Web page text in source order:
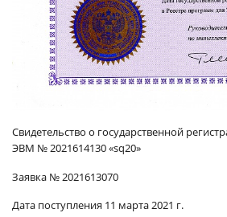
Свидетельство о государственной
ЭВМ № 2021614130 «sq20»
Заявка № 2021613070
Дата поступления 11 марта 2021 г.